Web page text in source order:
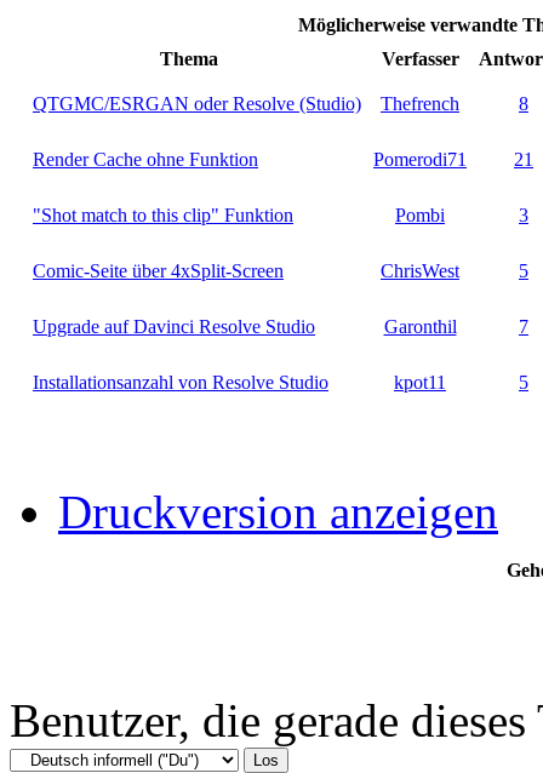
Möglicherweise verwandte
Thema
Verfasser
QTGMC/ESRGAN oder Resolve (Studio) Thefrench 8
Render Cache ohne Funktion Pomerodi71 21
"Shot match to this clip" Funktion Pombi 3
Comic-Seite über 4xSplit-Screen ChrisWest 5
Upgrade auf Davinci Resolve Studio Garonthil 7
Installationsanzahl von Resolve Studio kpot11 5
Druckversion anzeigen
Benutzer, die gerade